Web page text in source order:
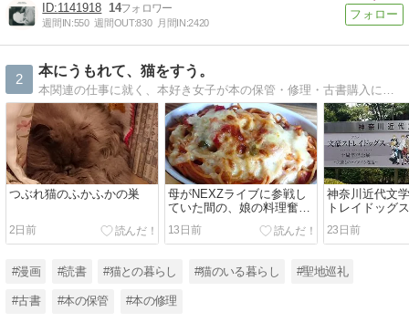
1141918 14
週間IN:550 週間OUT:830 月間IN:2420
2
本にうもれて、猫をすう。
本関連の仕事に就く、本好き女子が本の保管・修理・古書購入について語ったり、 実家の3匹の愛猫との暮らし・付き合い方について語ったりするブログ。 時々、自分のことを語ったりもする。
つぶれ猫のふかふかの巣
2日前
母がNEXZライブに参戦し
ていた間の、娘の料理奮闘
13日前
神奈川近代文
トレイドッグ
23日前
#漫画 #読書 #猫との暮らし #猫のいる暮らし #聖地巡礼
#古書 #本の保管 #本の修理